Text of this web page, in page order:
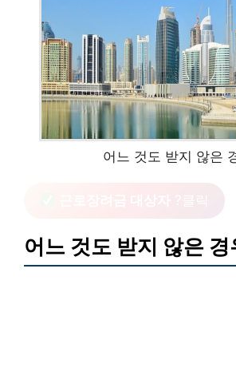
어느 것도 받지 않은
어느 것도 받지 않은 경